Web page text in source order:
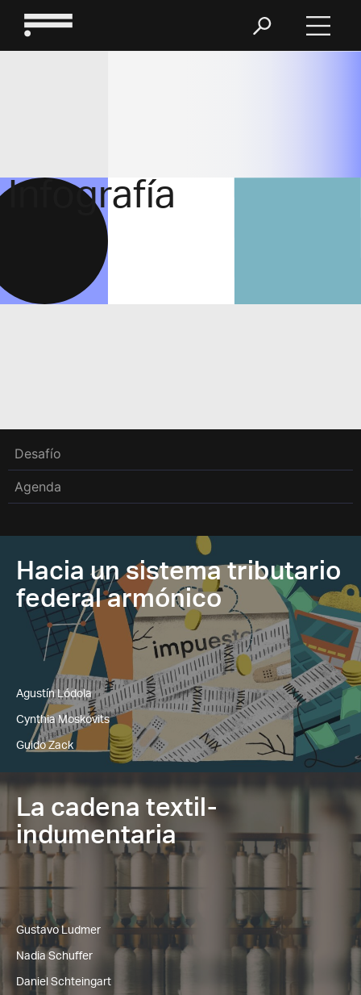
Infografía
Desafío
Agenda
Hacia un sistema tributario
federal armónico
Agustín Lódola
Cynthia Moskovits
Guido Zack
La cadena textil-
indumentaria
Gustavo Ludmer
Nadia Schuffer
Daniel Schteingart